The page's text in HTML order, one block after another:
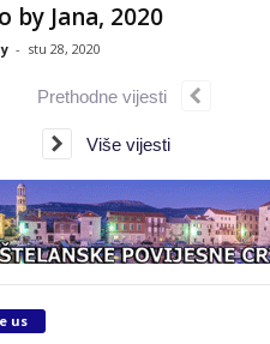
by Jana, 2020
- stu 28, 2020
Prethodne vijesti
Više vijesti
us